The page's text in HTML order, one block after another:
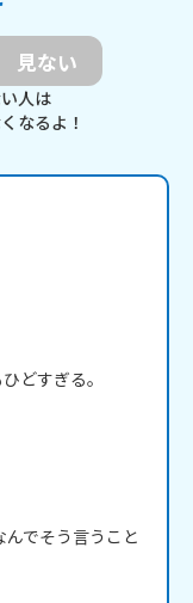
見ない
人は
なるよ！
どすぎる。
んでそう言うこと